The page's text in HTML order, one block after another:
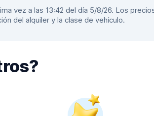
vez a las 13:42 del día 5/8/26. Los
del alquiler y la clase de vehículo.